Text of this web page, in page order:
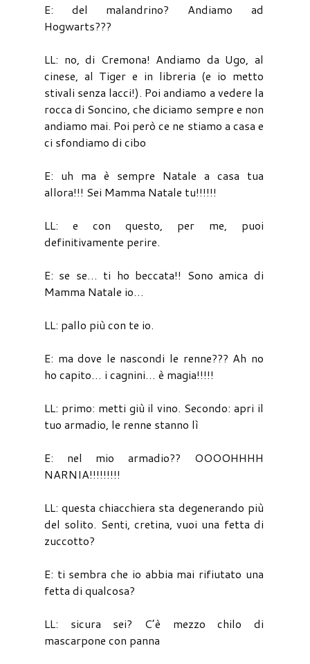
E: del malandrino? Andiamo ad
Hogwarts???
LL: no, di Cremona! Andiamo da Ugo, al
cinese, al Tiger e in libreria (e io metto
stivali senza lacci!). Poi andiamo a vedere la
rocca di Soncino, che diciamo sempre e non
andiamo mai. Poi però ce ne stiamo a casa e
ci sfondiamo di cibo
E: uh ma è sempre Natale a casa tua
allora!!! Sei Mamma Natale tu!!!!!!
LL: e con questo, per me, puoi
definitivamente perire.
E: se se… ti ho beccata!! Sono amica di
Mamma Natale io…
LL: pallo più con te io.
E: ma dove le nascondi le renne??? Ah no
ho capito… i cagnini… è magia!!!!!
LL: primo: metti giù il vino. Secondo: apri il
tuo armadio, le renne stanno lì
E: nel mio armadio?? OOOOHHHH
NARNIA!!!!!!!!!
LL: questa chiacchiera sta degenerando più
del solito. Senti, cretina, vuoi una fetta di
zuccotto?
E: ti sembra che io abbia mai rifiutato una
fetta di qualcosa?
LL: sicura sei? C’è mezzo chilo di
mascarpone con panna